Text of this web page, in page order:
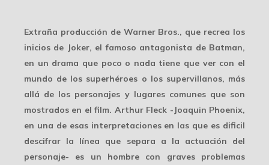
Extraña producción de Warner Bros., que recrea los
inicios de Joker, el famoso antagonista de Batman,
en un drama que poco o nada tiene que ver con el
mundo de los superhéroes o los supervillanos, más
allá de los personajes y lugares comunes que son
mostrados en el film. Arthur Fleck -Joaquin Phoenix,
en una de esas interpretaciones en las que es dificil
descifrar la línea que separa a la actuación del
personaje- es un hombre con graves problemas